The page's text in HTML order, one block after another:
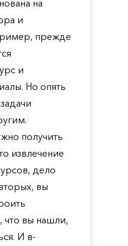
на
и
прежде
и
Но опять
получить
извлечение
дело
вы
что вы нашли,
И в-